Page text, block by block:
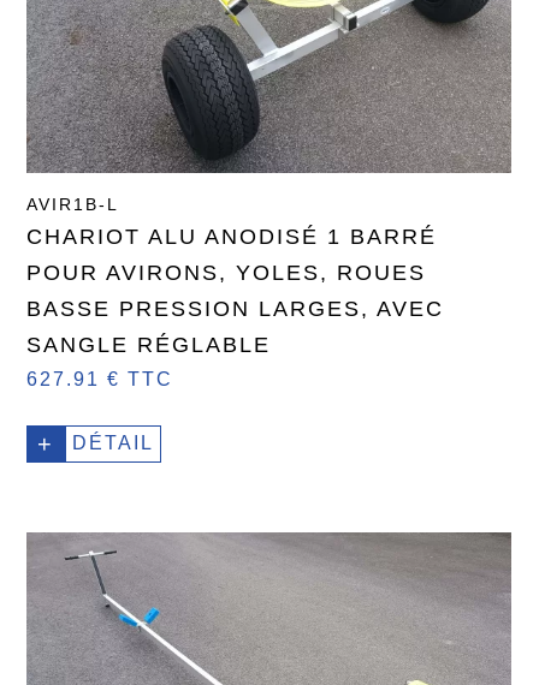
AVIR1B-L
CHARIOT ALU ANODISÉ 1 BARRÉ
POUR AVIRONS, YOLES, ROUES
BASSE PRESSION LARGES, AVEC
SANGLE RÉGLABLE
627.91 € TTC
+ DÉTAIL